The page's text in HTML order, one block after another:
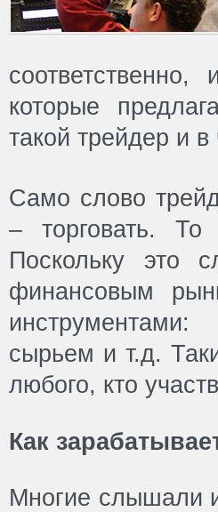
которые
такой трейдер и
Само слово
– торговать. То
Поскольку это
финансовым
сырьем и т.д.
любого, кто
Как
Многие слышали